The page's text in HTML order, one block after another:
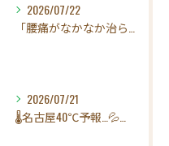
2026/07/22
2026/07/21